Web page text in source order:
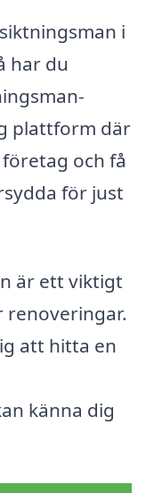
i
har du
plattform där
och få
för just
är ett viktigt
renoveringar.
att hitta en
känna dig